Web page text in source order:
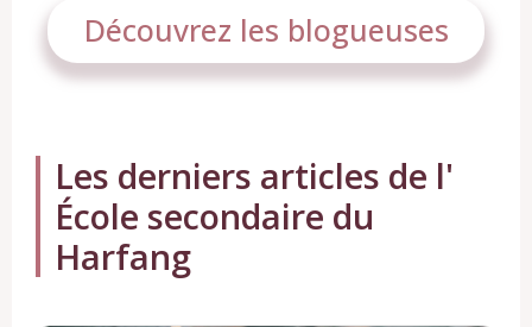
Découvrez les blogueuses
Les derniers articles de l'
École secondaire du
Harfang